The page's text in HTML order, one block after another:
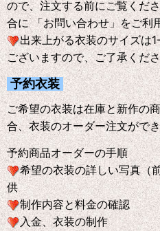
ので、注文する前にご覧くだ
合に 「お問い合わせ」をご利
出来上がる衣装のサイズは
ございますので、ご了承くだ
予約衣装
ご希望の衣装は在庫と新作の
合、衣装のオーダー注文がで
予約商品オーダーの手順
希望の衣装の詳しい写真（
供
制作内容と料金の確認
入金、衣装の制作